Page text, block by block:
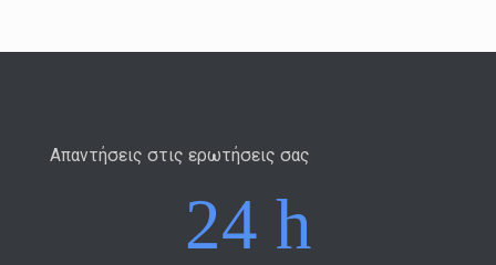
Απαντήσεις στις ερωτήσεις σας
24 h